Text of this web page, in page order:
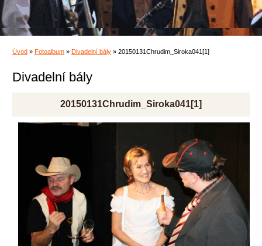
Úvod » Fotoalbum » Divadelní bály » 20150131Chrudim_Siroka041[1]
Divadelní bály
20150131Chrudim_Siroka041[1]